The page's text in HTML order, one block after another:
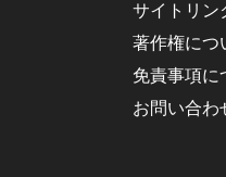
サイトリン
著作権につ
免責事項に
お問い合わ